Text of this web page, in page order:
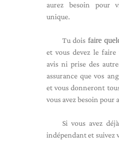
aurez besoin pour
unique.
Tu dois faire
et vous devez le faire
avis ni prise des
assurance que vos
et vous donneront
vous avez besoin pour
Si vous avez
indépendant et